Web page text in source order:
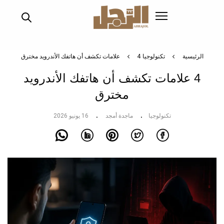
الرئيسية تكنولوجيا 4 علامات تكشف أن هاتفك الأندرويد مخترق
4 علامات تكشف أن هاتفك الأندرويد
مخترق
تكنولوجيا ماجدة أمجد 16 يونيو 2026